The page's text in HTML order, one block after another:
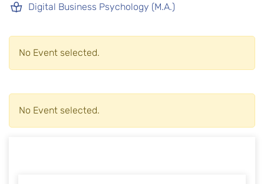
Digital Business Psychology (M.A.)
No Event selected.
No Event selected.